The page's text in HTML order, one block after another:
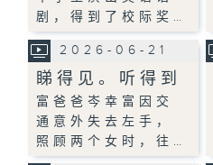
剧，得到了校际奖…
2026-06-21
睇得见。听得到
富爸爸岑幸富因交
通意外失去左手，
照顾两个女时，往…